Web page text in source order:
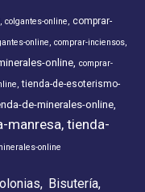
colgantes-online
comprar-
online comprar-inciensos
online comprar-
tienda-de-esoterismo-
de-minerales-online
manresa tienda-
online
Bisutería